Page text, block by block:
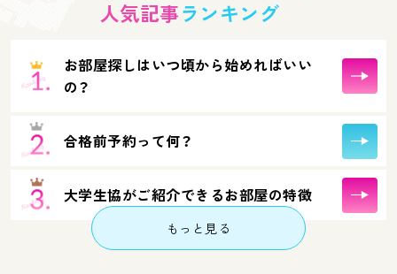
人気記事ランキング
お部屋探しはいつ頃から始めればいい
の？
合格前予約って何？
大学生協がご紹介できるお部屋の特徴
もっと見る